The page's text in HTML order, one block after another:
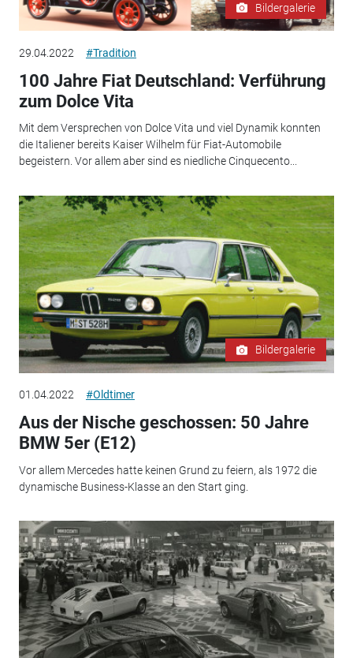
Bildergalerie
29.04.2022 #Tradition
100 Jahre Fiat Deutschland: Verführung
zum Dolce Vita
Mit dem Versprechen von Dolce Vita und viel Dynamik konnten
die Italiener bereits Kaiser Wilhelm für Fiat-Automobile
begeistern. Vor allem aber sind es niedliche Cinquecento...
Bildergalerie
01.04.2022 #Oldtimer
Aus der Nische geschossen: 50 Jahre
BMW 5er (E12)
Vor allem Mercedes hatte keinen Grund zu feiern, als 1972 die
dynamische Business-Klasse an den Start ging.